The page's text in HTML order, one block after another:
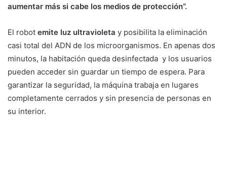
aumentar más si cabe los medios de protección”.
El robot emite luz ultravioleta y posibilita la eliminación
casi total del ADN de los microorganismos. En apenas dos
minutos, la habitación queda desinfectada y los usuarios
pueden acceder sin guardar un tiempo de espera. Para
garantizar la seguridad, la máquina trabaja en lugares
completamente cerrados y sin presencia de personas en
su interior.